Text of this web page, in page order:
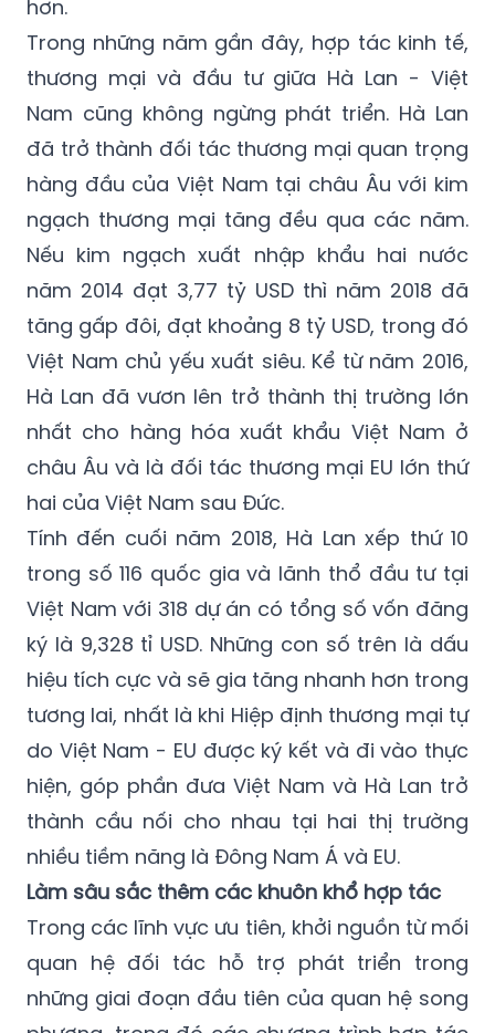
thương mại và đầu tư giữa Hà Lan - Việt
Nam cũng không ngừng phát triển. Hà Lan
đã trở thành đối tác thương mại quan trọng
hàng đầu của Việt Nam tại châu Âu với kim
ngạch thương mại tăng đều qua các năm.
Nếu kim ngạch xuất nhập khẩu hai nước
năm 2014 đạt 3,77 tỷ USD thì năm 2018 đã
tăng gấp đôi, đạt khoảng 8 tỷ USD, trong đó
Việt Nam chủ yếu xuất siêu. Kể từ năm 2016,
Hà Lan đã vươn lên trở thành thị trường lớn
nhất cho hàng hóa xuất khẩu Việt Nam ở
châu Âu và là đối tác thương mại EU lớn thứ
hai của Việt Nam sau Đức.
Tính đến cuối năm 2018, Hà Lan xếp thứ 10
trong số 116 quốc gia và lãnh thổ đầu tư tại
Việt Nam với 318 dự án có tổng số vốn đăng
ký là 9,328 tỉ USD. Những con số trên là dấu
hiệu tích cực và sẽ gia tăng nhanh hơn trong
tương lai, nhất là khi Hiệp định thương mại tự
do Việt Nam - EU được ký kết và đi vào thực
hiện, góp phần đưa Việt Nam và Hà Lan trở
thành cầu nối cho nhau tại hai thị trường
nhiều tiềm năng là Đông Nam Á và EU.
Làm sâu sắc thêm các khuôn khổ hợp tác
Trong các lĩnh vực ưu tiên, khởi nguồn từ mối
quan hệ đối tác hỗ trợ phát triển trong
những giai đoạn đầu tiên của quan hệ song
phương, trong đó các chương trình hợp tác
giữa hai nước đã đạt được nhiều thành